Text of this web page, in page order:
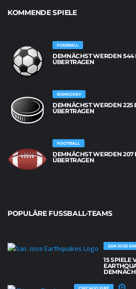
KOMMENDE SPIELE
FUSSBALL
DEMNÄCHST WERDEN 544
BERTRAGEN
EISHOCKEY
DEMNÄCHST WERDEN 225
ÜBERTRAGEN
FOOTBALL
DEMNÄCHST WERDEN 207
ÜBERTRAGEN
POPULÄRE FUSSBALL-TEAMS
SAN JOSE
15 SPIELE